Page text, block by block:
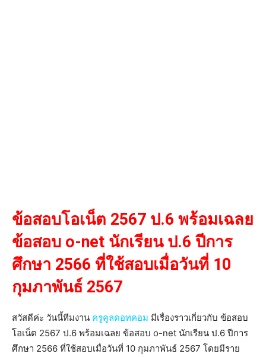
ข้อสอบโอเน็ต 2567 ป.6 พร้อมเฉลย
ข้อสอบ o-net นักเรียน ป.6 ปีการ
ศึกษา 2566 ที่ใช้สอบเมื่อวันที่ 10
กุมภาพันธ์ 2567
สวัสดีค่ะ วันนี้ทีมงาน ครูคูลดอทคอม มีเรื่องราวเกี่ยวกับ ข้อสอบ
โอเน็ต 2567 ป.6 พร้อมเฉลย ข้อสอบ o-net นักเรียน ป.6 ปีการ
ศึกษา 2566 ที่ใช้สอบเมื่อวันที่ 10 กุมภาพันธ์ 2567 โดยมีราย